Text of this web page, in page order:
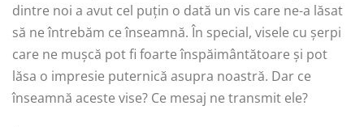
dintre noi a avut cel puțin o dată un vis care ne-a lăsat
să ne întrebăm ce înseamnă. În special, visele cu șerpi
care ne mușcă pot fi foarte înspăimântătoare și pot
lăsa o impresie puternică asupra noastră. Dar ce
înseamnă aceste vise? Ce mesaj ne transmit ele?